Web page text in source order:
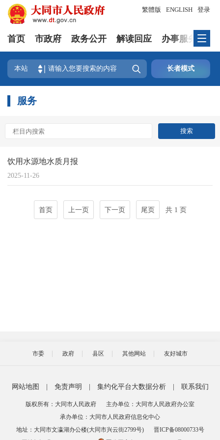
登录
繁體版 ENGLISH
首页 市政府 政务公开 解读回应 办事服务
本站  长者模式
服务
饮用水源地水质月报
2025-11-26
首页 上一页 下一页 尾页 共 1 页
市委 政府 县区 其他网站 友好城市
网站地图 免责声明 集约化平台大数据分析 联系我们
版权所有：大同市人民政府
主办单位：大同市人民政府办公室
承办单位：大同市人民政府信息化中心
地址：大同市文瀛湖办公楼(大同市兴云街2799号)
晋ICP备08000733号